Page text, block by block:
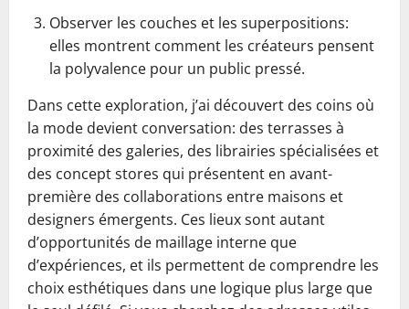
Observer les couches et les superpositions:
elles montrent comment les créateurs pensent
la polyvalence pour un public pressé.
Dans cette exploration, j’ai découvert des coins où
la mode devient conversation: des terrasses à
proximité des galeries, des librairies spécialisées et
des concept stores qui présentent en avant-
première des collaborations entre maisons et
designers émergents. Ces lieux sont autant
d’opportunités de maillage interne que
d’expériences, et ils permettent de comprendre les
choix esthétiques dans une logique plus large que